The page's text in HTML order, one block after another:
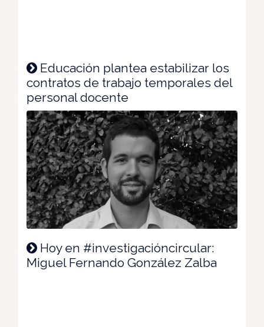
Educación plantea estabilizar los
contratos de trabajo temporales del
personal docente
Hoy en #investigacióncircular:
Miguel Fernando González Zalba